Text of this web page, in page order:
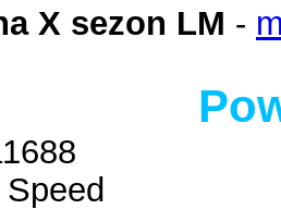
X sezon LM -